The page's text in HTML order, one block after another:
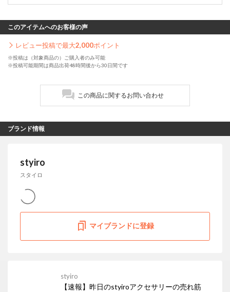
このアイテムへのお客様の声
レビュー投稿で最大2,000ポイント
※投稿は（対象商品の）ご購入者のみ可能
※投稿可能期間は商品出荷48時間後から30日間です
この商品に関するお問い合わせ
ブランド情報
styiro
スタイロ
マイブランドに登録
styiro
【速報】昨日のstyiroアクセサリーの売れ筋